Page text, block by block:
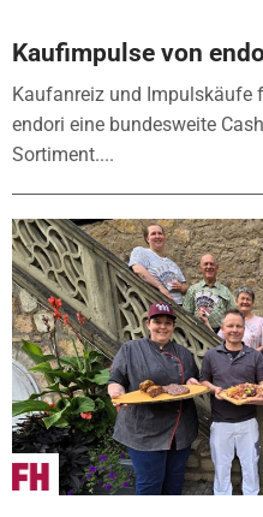
Kaufimpulse von
Kaufanreiz und Impulskäufe
endori eine bundesweite
Sortiment....